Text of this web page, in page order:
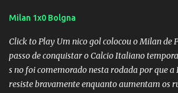
Milan 1x0 Bolgna
Click to Play Um nico gol colocou o Milan de
passo de conquistar o Calcio Italiano
s no foi comemorado nesta rodada por que
resiste bravamente enquanto aumentam os